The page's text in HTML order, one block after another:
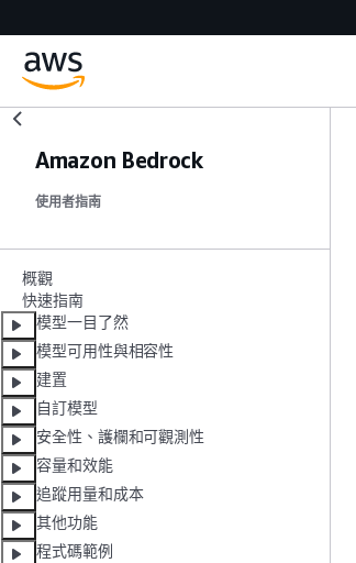
Amazon Bedrock
使用者指南
概觀
快速指南
模型一目了然
模型可用性與相容性
建置
自訂模型
安全性、護欄和可觀測性
容量和效能
追蹤用量和成本
其他功能
程式碼範例